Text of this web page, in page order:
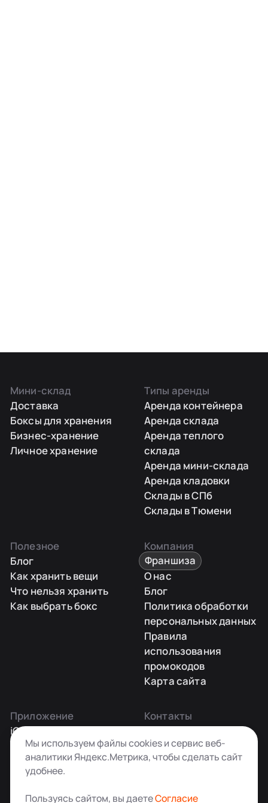
Мини-склад
Доставка
Боксы для хранения
Бизнес-хранение
Личное хранение
Типы аренды
Аренда контейнера
Аренда склада
Аренда теплого
склада
Аренда мини-склада
Аренда кладовки
Склады в СПб
Склады в Тюмени
Полезное
Блог
Как хранить вещи
Что нельзя хранить
Как выбрать бокс
Компания
Франшиза
О нас
Блог
Политика обработки
персональных данных
Правила
использования
промокодов
Карта сайта
Приложение
iOS
Android
Контакты
Заказать звонок
+7 495 181-55-45
info@kladovkin.ru
Мы используем файлы cookies и сервис веб-
аналитики Яндекс.Метрика, чтобы сделать сайт
удобнее.
Пользуясь сайтом, вы даетеСогласие